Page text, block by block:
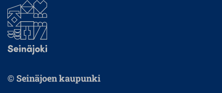
© Seinäjoen kaupunki